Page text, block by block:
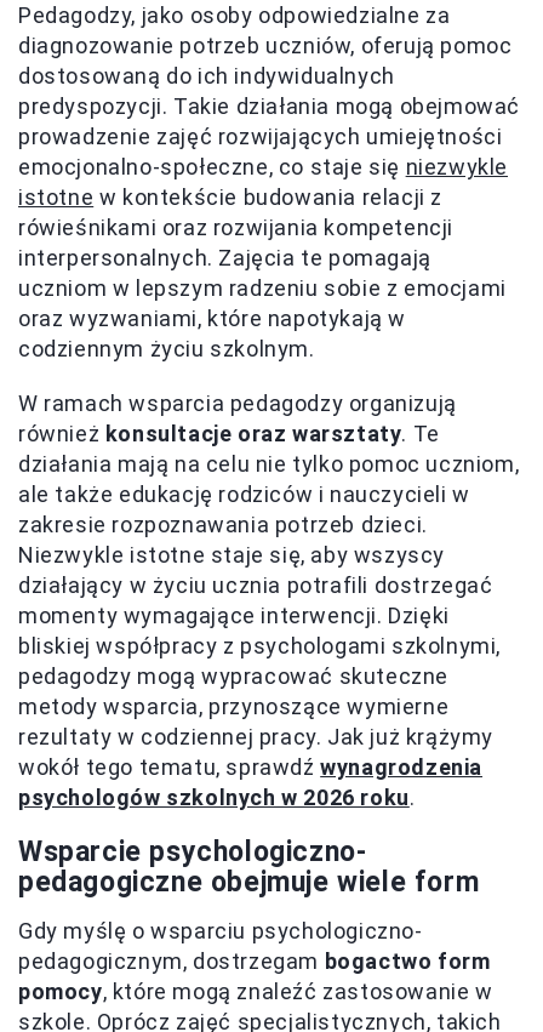
Pedagodzy, jako osoby odpowiedzialne za
diagnozowanie potrzeb uczniów, oferują pomoc
dostosowaną do ich indywidualnych
predyspozycji. Takie działania mogą obejmować
prowadzenie zajęć rozwijających umiejętności
emocjonalno-społeczne, co staje się niezwykle
istotne w kontekście budowania relacji z
rówieśnikami oraz rozwijania kompetencji
interpersonalnych. Zajęcia te pomagają
uczniom w lepszym radzeniu sobie z emocjami
oraz wyzwaniami, które napotykają w
codziennym życiu szkolnym.
W ramach wsparcia pedagodzy organizują
również konsultacje oraz warsztaty. Te
działania mają na celu nie tylko pomoc uczniom,
ale także edukację rodziców i nauczycieli w
zakresie rozpoznawania potrzeb dzieci.
Niezwykle istotne staje się, aby wszyscy
działający w życiu ucznia potrafili dostrzegać
momenty wymagające interwencji. Dzięki
bliskiej współpracy z psychologami szkolnymi,
pedagodzy mogą wypracować skuteczne
metody wsparcia, przynoszące wymierne
rezultaty w codziennej pracy. Jak już krążymy
wokół tego tematu, sprawdźwynagrodzenia
psychologów szkolnych w 2026 roku.
Wsparcie psychologiczno-
pedagogiczne obejmuje wiele form
Gdy myślę o wsparciu psychologiczno-
pedagogicznym, dostrzegam bogactwo form
pomocy, które mogą znaleźć zastosowanie w
szkole. Oprócz zajęć specjalistycznych, takich